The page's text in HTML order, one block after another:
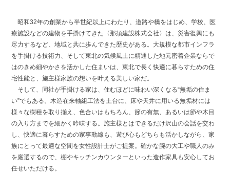
昭和32年の創業から半世紀以上にわたり、道路や橋をはじめ、学校、医
療施設などの建物を手掛けてきた〈那須建設株式会社〉は、災害復興にも
尽力するなど、地域と共に歩んできた歴史がある。大規模な都市インフラ
を手掛ける技術力、そして東北の気候風土に精通した地元密着企業ならで
はのきめ細やかさを活かした住まいは、東北で長く快適に暮らすための住
宅性能と、施主様家族の想いを叶える美しい家だ。
そして、同社が手掛ける家は、住むほどに味わい深くなる“無垢の住ま
い”でもある。木造在来軸組工法を土台に、床や天井に用いる無垢材には
様々な樹種を取り揃え、色合いはもちろん、節の有無、あるいは節や木目
の入り方までを細かく吟味する。施主様とはできるだけ沢山の会話を交わ
し、快適に暮らすための家事動線も、遊び心もどちらも活かしながら、家
族にとって最適な空間を女性設計士がご提案。確かな腕の大工や職人のみ
を厳選するので、棚やキッチンカウンターといった造作家具も安心してお
任せいただける。